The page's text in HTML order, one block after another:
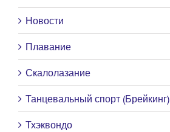
Новости
Плавание
Скалолазание
Танцевальный спорт (Брейкинг)
Тхэквондо